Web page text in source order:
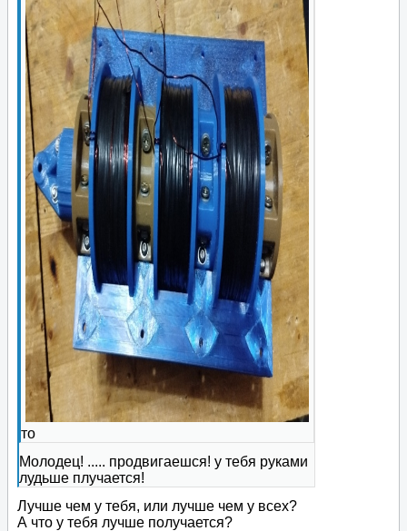
то
Молодец! ..... продвигаешся! у тебя руками
лудьше плучается!
Лучше чем у тебя, или лучше чем у всех?
А что у тебя лучше получается?